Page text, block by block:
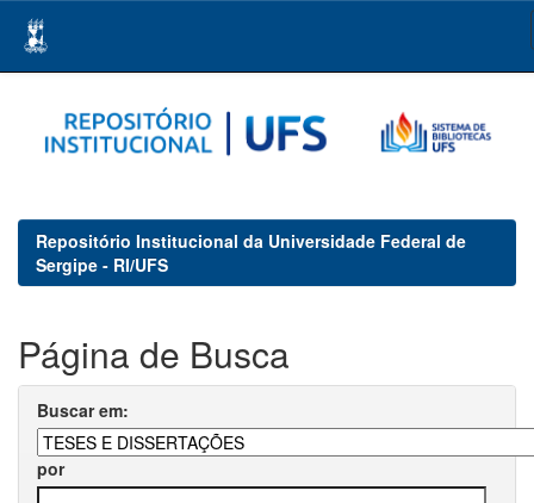
navigation
Repositório Institucional da Universidade Federal de
Sergipe - RI/UFS
Página de Busca
Buscar em:
por